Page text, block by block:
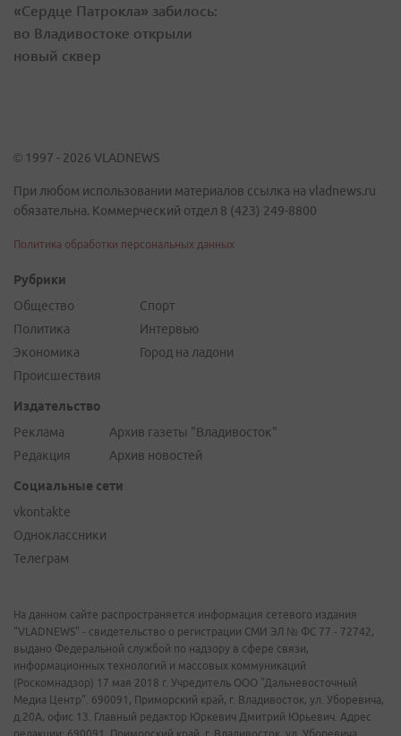
«Сердце Патрокла» забилось:
во Владивостоке открыли
новый сквер
© 1997 - 2026 VLADNEWS
При любом использовании материалов ссылка на vladnews.ru
обязательна. Коммерческий отдел 8 (423) 249-8800
Политика обработки персональных данных
Рубрики
Общество
Политика
Экономика
Происшествия
Спорт
Интервью
Город на ладони
Издательство
Реклама
Редакция
Архив газеты "Владивосток"
Архив новостей
Социальные сети
vkontakte
Одноклассники
Телеграм
На данном сайте распространяется информация сетевого издания
"VLADNEWS" - свидетельство о регистрации СМИ ЭЛ № ФС 77 - 72742,
выдано Федеральной службой по надзору в сфере связи,
информационных технологий и массовых коммуникаций
(Роскомнадзор) 17 мая 2018 г. Учредитель ООО "Дальневосточный
Медиа Центр". 690091, Приморский край, г. Владивосток, ул. Уборевича,
д.20А, офис 13. Главный редактор Юркевич Дмитрий Юрьевич. Адрес